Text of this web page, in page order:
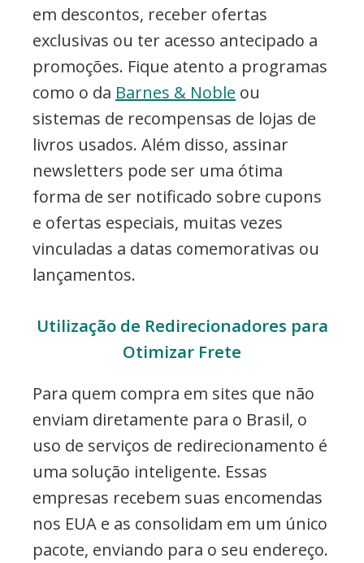
em descontos, receber ofertas
exclusivas ou ter acesso antecipado a
promoções. Fique atento a programas
como o da Barnes & Noble ou
sistemas de recompensas de lojas de
livros usados. Além disso, assinar
newsletters pode ser uma ótima
forma de ser notificado sobre cupons
e ofertas especiais, muitas vezes
vinculadas a datas comemorativas ou
lançamentos.
Utilização de Redirecionadores para
Otimizar Frete
Para quem compra em sites que não
enviam diretamente para o Brasil, o
uso de serviços de redirecionamento é
uma solução inteligente. Essas
empresas recebem suas encomendas
nos EUA e as consolidam em um único
pacote, enviando para o seu endereço.